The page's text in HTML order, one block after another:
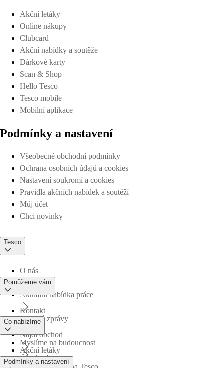
Akční letáky
Online nákupy
Clubcard
Akční nabídky a soutěže
Dárkové karty
Scan & Shop
Hello Tesco
Tesco mobile
Mobilní aplikace
Podmínky a nastavení
Všeobecné obchodní podmínky
Ochrana osobních údajů a cookies
Nastavení soukromí a cookies
Pravidla akčních nabídek a soutěží
Můj účet
Chci novinky
Tesco
O nás
Aktuální nabídka práce
Tiskové zprávy
Myslíme na budoucnost
Pomůžeme vám
Kontakt
Najdi obchod
Časté otázky
Co nabízíme
Akční letáky
Podmínky a nastavení